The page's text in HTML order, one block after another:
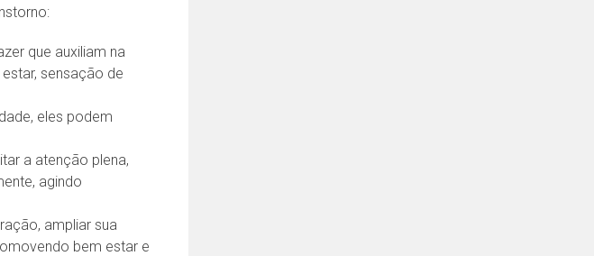
que auxiliam na
sensação de
eles podem
a atenção plena,
agindo
ampliar sua
bem estar e